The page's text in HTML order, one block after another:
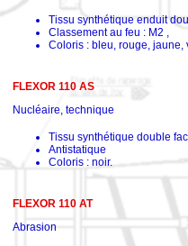
Tissu synthétique enduit
Classement au feu : M2 ,
Coloris : bleu, rouge, jaune,
FLEXOR 110 AS
Nucléaire, technique
Tissu synthétique double
Antistatique
Coloris : noir.
FLEXOR 110 AT
Abrasion